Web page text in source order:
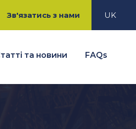
Зв'язатись з нами UK
та новини FAQs